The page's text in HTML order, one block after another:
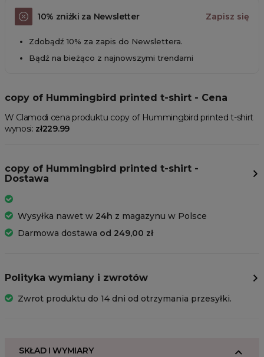
10% zniżki za Newsletter Zapisz się
Zdobądź 10% za zapis do Newslettera.
Bądź na bieżąco z najnowszymi trendami
copy of Hummingbird printed t-shirt - Cena
W Clamodi cena produktu copy of Hummingbird printed t-shirt
wynosi: zł229.99
copy of Hummingbird printed t-shirt -
Dostawa
Wysyłka nawet w 24h z magazynu w Polsce
Darmowa dostawa od 249,00 zł
Polityka wymiany i zwrotów
Zwrot produktu do 14 dni od otrzymania przesyłki.
SKŁAD I WYMIARY